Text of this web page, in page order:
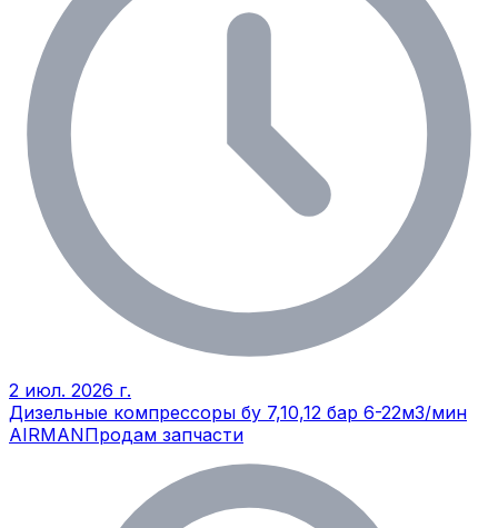
2 июл. 2026 г.
Дизельные компрессоры бу 7,10,12 бар 6-22м3/мин
AIRMANПродам запчасти